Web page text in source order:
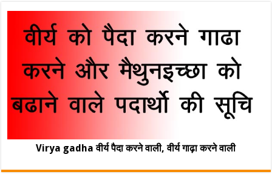
Virya gadha वीर्य पैदा करने वाली, वीर्य गाढ़ा करने वाली